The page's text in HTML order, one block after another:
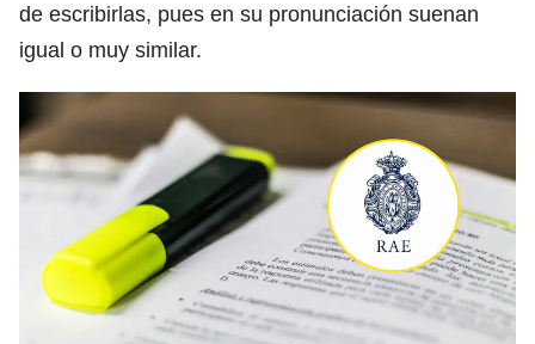
de escribirlas, pues en su pronunciación suenan
igual o muy similar.